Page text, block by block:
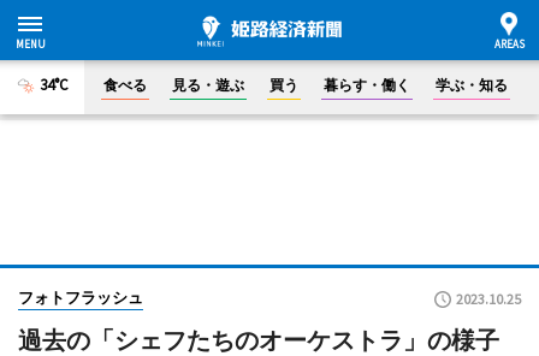
34°C 食べる 見る・遊ぶ 買う 暮らす・働く 学ぶ・知る
フォトフラッシュ 2023.10.25
過去の「シェフたちのオーケストラ」の様子